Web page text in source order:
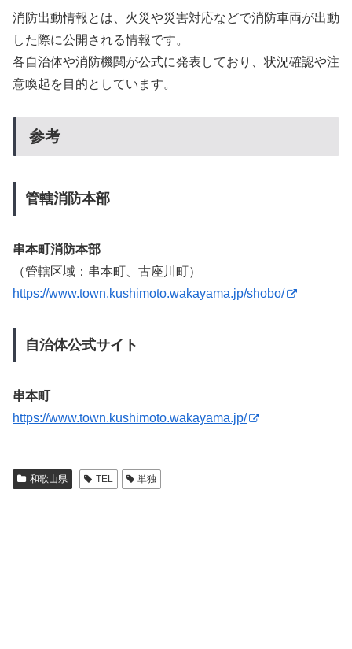
消防出動情報とは、火災や災害対応などで消防車両が出動
した際に公開される情報です。
各自治体や消防機関が公式に発表しており、状況確認や注
意喚起を目的としています。
参考
管轄消防本部
串本町消防本部
（管轄区域：串本町、古座川町）
https://www.town.kushimoto.wakayama.jp/shobo/
自治体公式サイト
串本町
https://www.town.kushimoto.wakayama.jp/
和歌山県 TEL 単独